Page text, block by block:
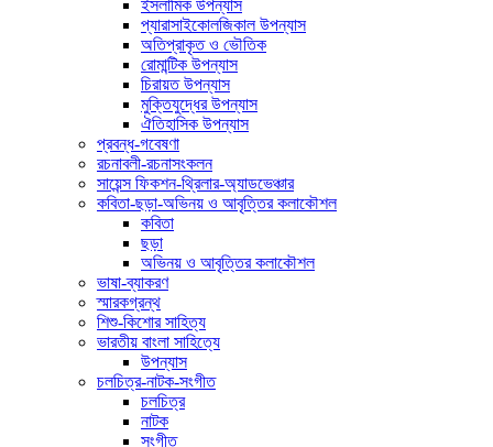
ইসলামিক উপন্যাস
প্যারাসাইকোলজিকাল উপন্যাস
অতিপ্রাকৃত ও ভৌতিক
রোমান্টিক উপন্যাস
চিরায়ত উপন্যাস
মুক্তিযুদ্ধের উপন্যাস
ঐতিহাসিক উপন্যাস
প্রবন্ধ-গবেষণা
রচনাবলী-রচনাসংকলন
সায়েন্স ফিকশন-থ্রিলার-অ্যাডভেঞ্চার
কবিতা-ছড়া-অভিনয় ও আবৃত্তির কলাকৌশল
কবিতা
ছড়া
অভিনয় ও আবৃত্তির কলাকৌশল
ভাষা-ব্যাকরণ
স্মারকগ্রন্থ
শিশু-কিশোর সাহিত্য
ভারতীয় বাংলা সাহিত্যে
উপন্যাস
চলচিত্র-নাটক-সংগীত
চলচিত্র
নাটক
সংগীত